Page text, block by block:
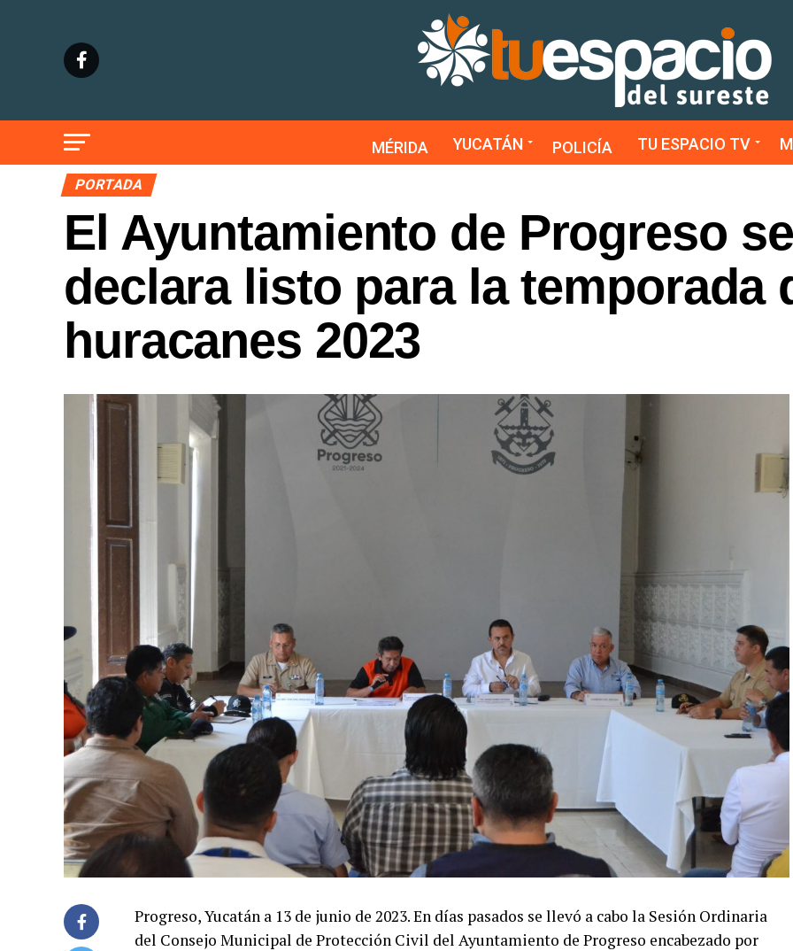
MÉRIDA YUCATÁN POLICÍA TU ESPACIO TV
PORTADA
El Ayuntamiento de Progreso se
declara listo para la temporada
huracanes 2023
Progreso, Yucatán a 13 de junio de 2023. En días pasados se llevó a cabo la Sesión Ordinaria
del Consejo Municipal de Protección Civil del Ayuntamiento de Progreso encabezado por